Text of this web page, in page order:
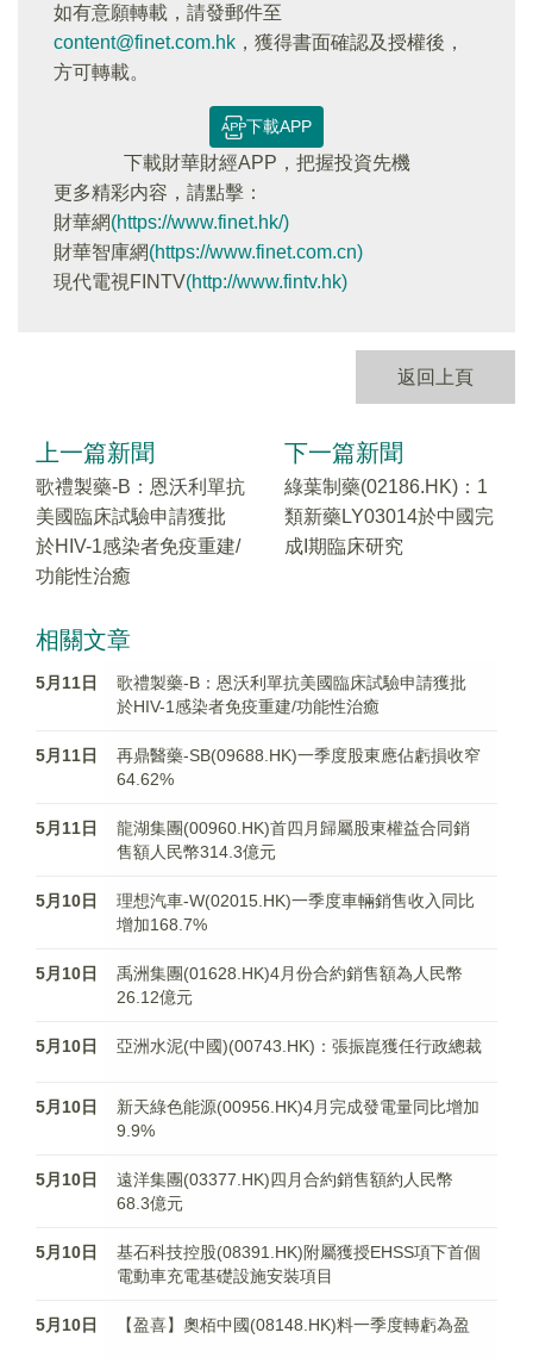
如有意願轉載，請發郵件至
content@finet.com.hk ，獲得書面確認及授權後，
方可轉載。
下載APP
下載財華財經APP，把握投資先機
更多精彩内容，請點擊：
財華網(https://www.finet.hk/)
財華智庫網(https://www.finet.com.cn)
現代電視FINTV(http://www.fintv.hk)
返回上頁
上一篇新聞
歌禮製藥-B：恩沃利單抗
美國臨床試驗申請獲批
於HIV-1感染者免疫重建/
功能性治癒
下一篇新聞
綠葉制藥(02186.HK)：1
類新藥LY03014於中國完
成I期臨床研究
相關文章
5月11日
歌禮製藥-B：恩沃利單抗美國臨床試驗申請獲批
於HIV-1感染者免疫重建/功能性治癒
5月11日
再鼎醫藥-SB(09688.HK)一季度股東應佔虧損收窄
64.62%
5月11日
龍湖集團(00960.HK)首四月歸屬股東權益合同銷
售額人民幣314.3億元
5月10日
理想汽車-W(02015.HK)一季度車輛銷售收入同比
增加168.7%
5月10日
禹洲集團(01628.HK)4月份合約銷售額為人民幣
26.12億元
5月10日 亞洲水泥(中國)(00743.HK)：張振崑獲任行政總裁
5月10日
新天綠色能源(00956.HK)4月完成發電量同比增加
9.9%
5月10日
遠洋集團(03377.HK)四月合約銷售額約人民幣
68.3億元
5月10日
基石科技控股(08391.HK)附屬獲授EHSS項下首個
電動車充電基礎設施安裝項目
5月10日 【盈喜】奧栢中國(08148.HK)料一季度轉虧為盈